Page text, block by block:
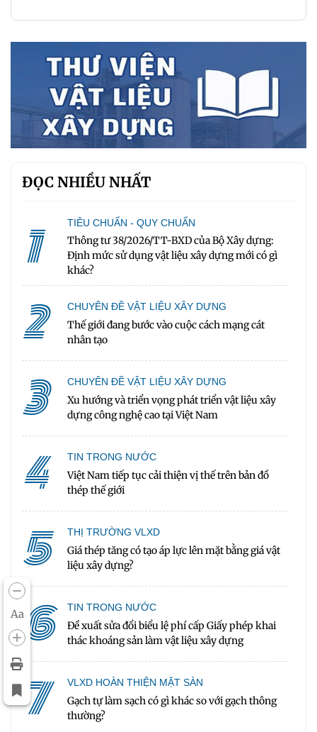
Aa
ĐỌC NHIỀU NHẤT
1 TIÊU CHUẨN - QUY CHUẨN
Thông tư 38/2026/TT-BXD của Bộ Xây dựng:
Định mức sử dụng vật liệu xây dựng mới có gì
khác?
2 CHUYÊN ĐỀ VẬT LIỆU XÂY DỰNG
Thế giới đang bước vào cuộc cách mạng cát
nhân tạo
3 CHUYÊN ĐỀ VẬT LIỆU XÂY DỰNG
Xu hướng và triển vọng phát triển vật liệu xây
dựng công nghệ cao tại Việt Nam
4 TIN TRONG NƯỚC
Việt Nam tiếp tục cải thiện vị thế trên bản đồ
thép thế giới
5 THỊ TRƯỜNG VLXD
Giá thép tăng có tạo áp lực lên mặt bằng giá vật
liệu xây dựng?
6 TIN TRONG NƯỚC
Đề xuất sửa đổi biểu lệ phí cấp Giấy phép khai
thác khoáng sản làm vật liệu xây dựng
7 VLXD HOÀN THIỆN MẶT SÀN
Gạch tự làm sạch có gì khác so với gạch thông
thường?